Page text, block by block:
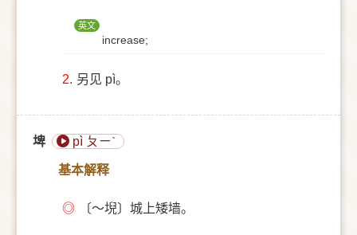
英文
increase;
2. 另见 pì。
埤 pì ㄆㄧˋ
基本解释
◎ 〔～堄〕城上矮墙。